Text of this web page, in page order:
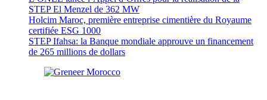
STEP El Menzel de 362 MW
Holcim Maroc, première entreprise cimentière du Royaume
certifiée ESG 1000
STEP Ifahsa: la Banque mondiale approuve un financement
de 265 millions de dollars